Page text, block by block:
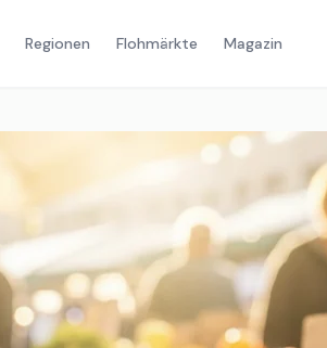
Regionen Flohmärkte Magazin